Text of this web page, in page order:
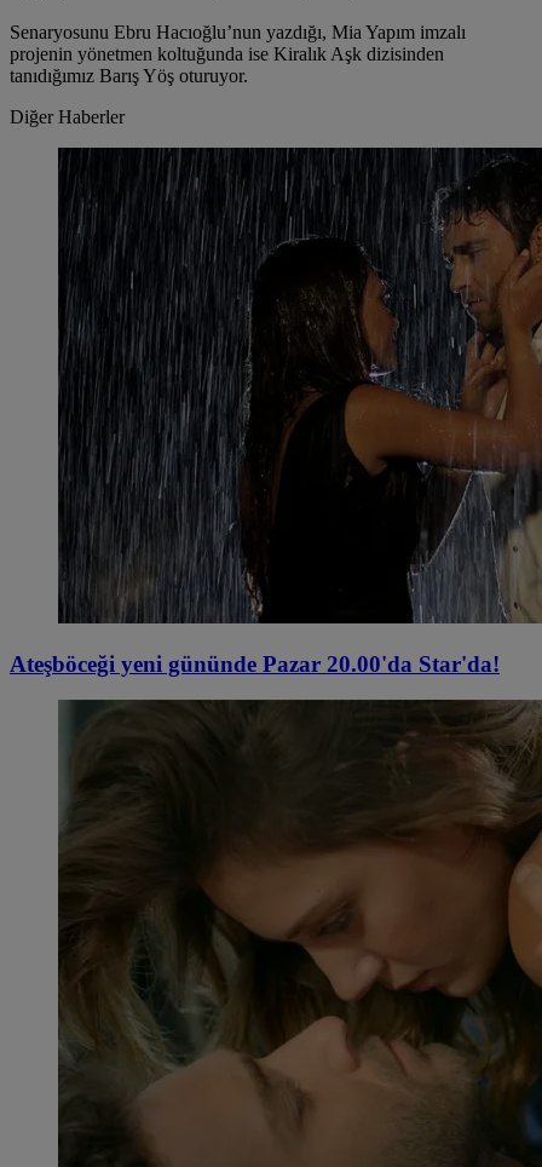
Senaryosunu Ebru Hacıoğlu’nun yazdığı, Mia Yapım imzalı
projenin yönetmen koltuğunda ise Kiralık Aşk dizisinden
tanıdığımız Barış Yöş oturuyor.
Diğer Haberler
Ateşböceği yeni gününde Pazar 20.00'da Star'da!